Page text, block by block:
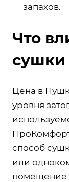
запахов.
Что
Цена в
уровня
способ
или
помещение